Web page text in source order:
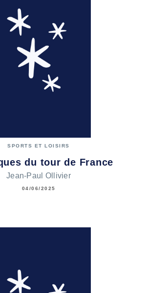
SPORTS ET LOISIRS
du tour de France
Jean-Paul Ollivier
04/06/2025